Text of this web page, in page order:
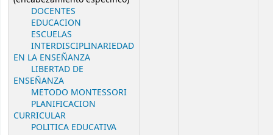
DOCENTES
EDUCACION
ESCUELAS
INTERDISCIPLINARIEDAD
EN LA ENSEÑANZA
LIBERTAD DE
ENSEÑANZA
METODO MONTESSORI
PLANIFICACION
CURRICULAR
POLITICA EDUCATIVA